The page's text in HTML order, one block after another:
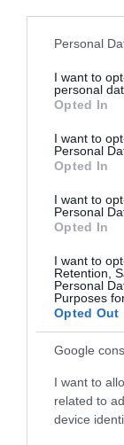
Please note
not limited to
grant or deny
use your data
consent section.
Personal
I want to
personal
Opted In
I want to
Personal
Opted In
I want to
Personal
Opted In
I want to
Retention,
Personal
Purposes
Opted Out
Google
I want to
related to
device
váltunk
munka pénz